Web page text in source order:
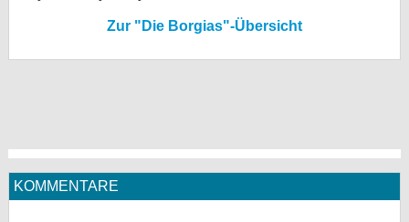
Zur "Die Borgias"-Übersicht
KOMMENTARE